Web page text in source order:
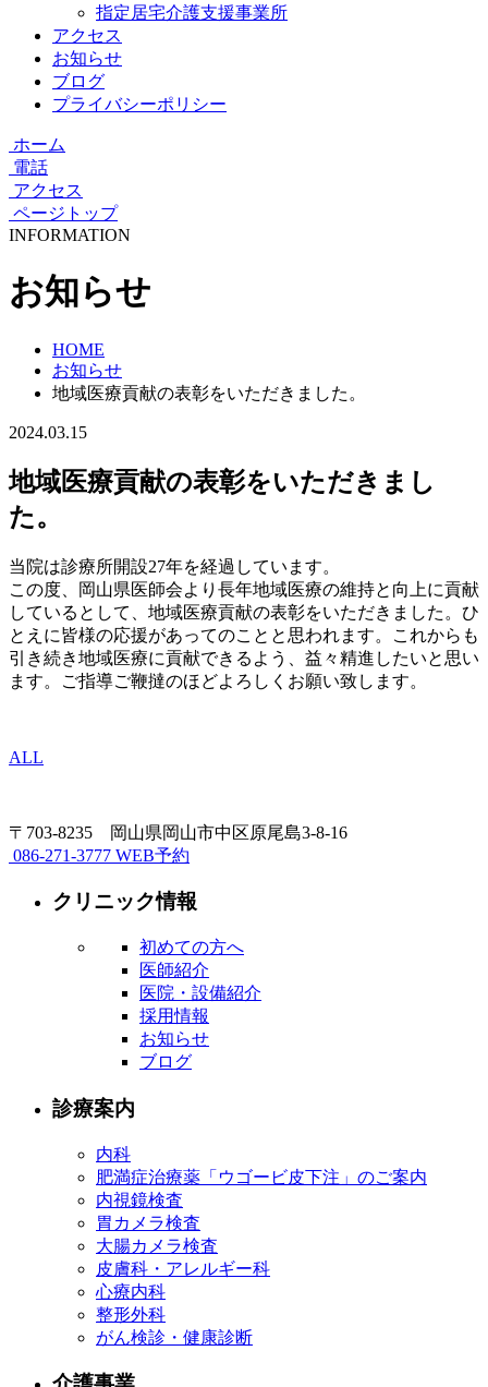
指定居宅介護支援事業所
アクセス
お知らせ
ブログ
プライバシーポリシー
ホーム
電話
アクセス
ページトップ
INFORMATION
お知らせ
HOME
お知らせ
地域医療貢献の表彰をいただきました。
2024.03.15
地域医療貢献の表彰をいただきまし
た。
当院は診療所開設27年を経過しています。
この度、岡山県医師会より長年地域医療の維持と向上に貢献
しているとして、地域医療貢献の表彰をいただきました。ひ
とえに皆様の応援があってのことと思われます。これからも
引き続き地域医療に貢献できるよう、益々精進したいと思い
ます。ご指導ご鞭撻のほどよろしくお願い致します。
ALL
〒703-8235 岡山県岡山市中区原尾島3-8-16
086-271-3777 WEB予約
クリニック情報
初めての方へ
医師紹介
医院・設備紹介
採用情報
お知らせ
ブログ
診療案内
内科
肥満症治療薬「ウゴービ皮下注」のご案内
内視鏡検査
胃カメラ検査
大腸カメラ検査
皮膚科・アレルギー科
心療内科
整形外科
がん検診・健康診断